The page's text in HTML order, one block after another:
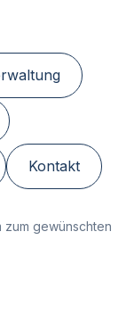
Kontakt
gewünschten